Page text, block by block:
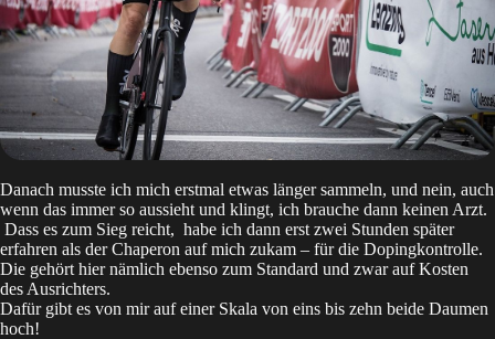
Danach musste ich mich erstmal etwas länger sammeln, und nein, auch
wenn das immer so aussieht und klingt, ich brauche dann keinen Arzt.
Dass es zum Sieg reicht, habe ich dann erst zwei Stunden später
erfahren als der Chaperon auf mich zukam – für die Dopingkontrolle.
Die gehört hier nämlich ebenso zum Standard und zwar auf Kosten
des Ausrichters.
Dafür gibt es von mir auf einer Skala von eins bis zehn beide Daumen
hoch!